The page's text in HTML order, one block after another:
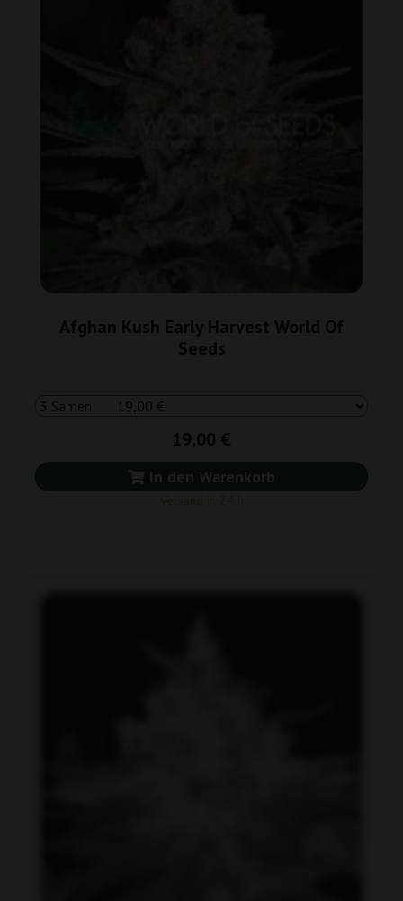
Afghan Kush Early Harvest World Of
Seeds
19,00 €
In den Warenkorb